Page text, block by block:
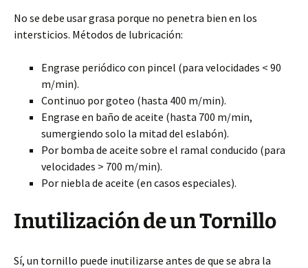
No se debe usar grasa porque no penetra bien en los
intersticios. Métodos de lubricación:
Engrase periódico con pincel (para velocidades < 90
m/min).
Continuo por goteo (hasta 400 m/min).
Engrase en baño de aceite (hasta 700 m/min,
sumergiendo solo la mitad del eslabón).
Por bomba de aceite sobre el ramal conducido (para
velocidades > 700 m/min).
Por niebla de aceite (en casos especiales).
Inutilización de un Tornillo
Sí, un tornillo puede inutilizarse antes de que se abra la